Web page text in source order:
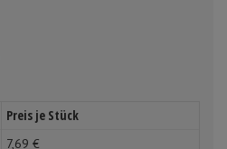
Preis je Stück
7,69 €